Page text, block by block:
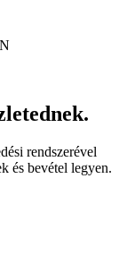
rendszerével
és bevétel legyen.